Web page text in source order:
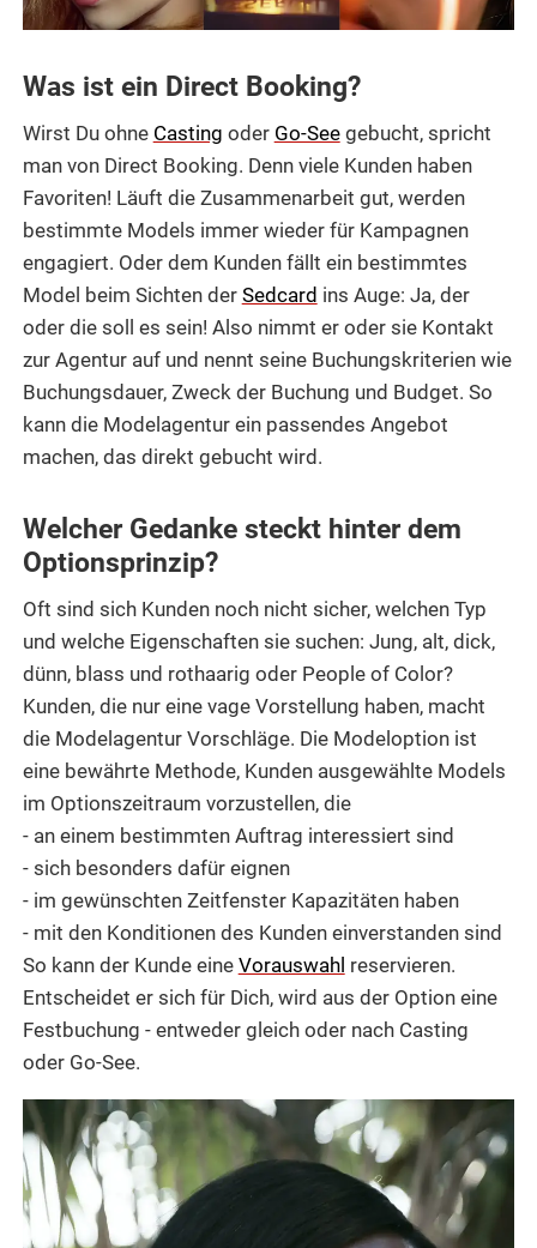
Was ist ein Direct Booking?
Wirst Du ohne Casting oder Go-Seegebucht, spricht
man von Direct Booking. Denn viele Kunden haben
Favoriten! Läuft die Zusammenarbeit gut, werden
bestimmte Models immer wieder für Kampagnen
engagiert. Oder dem Kunden fällt ein bestimmtes
Model beim Sichten der Sedcard ins Auge: Ja, der
oder die soll es sein! Also nimmt er oder sie Kontakt
zur Agentur auf und nennt seine Buchungskriterien wie
Buchungsdauer, Zweck der Buchung und Budget. So
kann die Modelagentur ein passendes Angebot
machen, das direkt gebucht wird.
Welcher Gedanke steckt hinter dem
Optionsprinzip?
Oft sind sich Kunden noch nicht sicher, welchen Typ
und welche Eigenschaften sie suchen: Jung, alt, dick,
dünn, blass und rothaarig oder People of Color?
Kunden, die nur eine vage Vorstellung haben, macht
die Modelagentur Vorschläge. Die Modeloption ist
eine bewährte Methode, Kunden ausgewählte Models
im Optionszeitraum vorzustellen, die
- an einem bestimmten Auftrag interessiert sind
- sich besonders dafür eignen
- im gewünschten Zeitfenster Kapazitäten haben
- mit den Konditionen des Kunden einverstanden sind
So kann der Kunde eine Vorauswahl reservieren.
Entscheidet er sich für Dich, wird aus der Option eine
Festbuchung - entweder gleich oder nach Casting
oder Go-See.